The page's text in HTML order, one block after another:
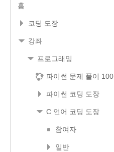
홈
코딩 도장
강좌
프로그래밍
파이썬 문제 풀이 100
파이썬 코딩 도장
C 언어 코딩 도장
참여자
일반